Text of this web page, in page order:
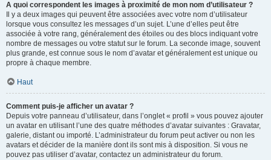
A quoi correspondent les images à proximité de mon nom d’utilisateur ?
Il y a deux images qui peuvent être associées avec votre nom d’utilisateur
lorsque vous consultez les messages d’un sujet. L’une d’elles peut être
associée à votre rang, généralement des étoiles ou des blocs indiquant votre
nombre de messages ou votre statut sur le forum. La seconde image, souvent
plus grande, est connue sous le nom d’avatar et généralement est unique ou
propre à chaque membre.
Haut
Comment puis-je afficher un avatar ?
Depuis votre panneau d’utilisateur, dans l’onglet « profil » vous pouvez ajouter
un avatar en utilisant l’une des quatre méthodes d’avatar suivantes : Gravatar,
galerie, distant ou importé. L’administrateur du forum peut activer ou non les
avatars et décider de la manière dont ils sont mis à disposition. Si vous ne
pouvez pas utiliser d’avatar, contactez un administrateur du forum.